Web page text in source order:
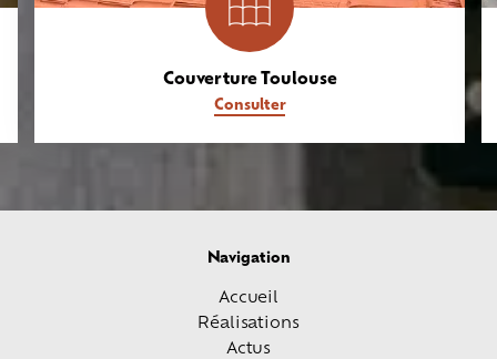
Couverture Toulouse
Consulter
Navigation
Accueil
Réalisations
Actus